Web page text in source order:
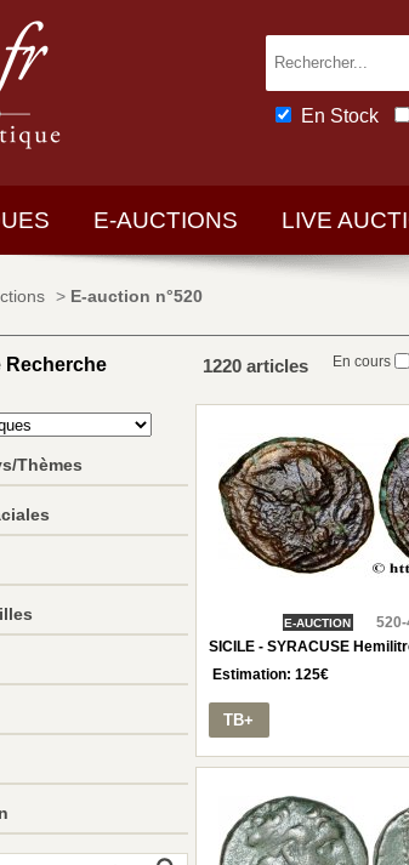
En Stock
E-AUCTIONS LIVE
> E-auction n°520
Recherche
Thèmes
1220 articles En cours
E-AUCTION
SICILE - SYRACUSE
Estimation:125€
TB+